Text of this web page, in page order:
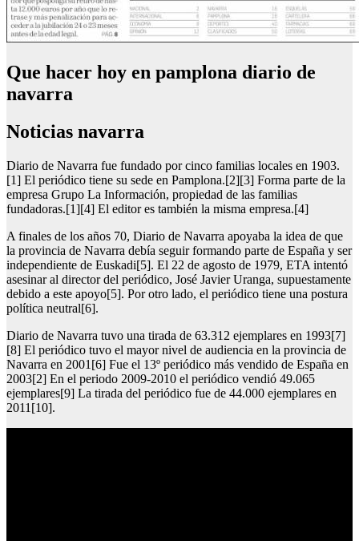
Que hacer hoy en pamplona diario de
navarra
Noticias navarra
Diario de Navarra fue fundado por cinco familias locales en 1903.
[1] El periódico tiene su sede en Pamplona.[2][3] Forma parte de la
empresa Grupo La Información, propiedad de las familias
fundadoras.[1][4] El editor es también la misma empresa.[4]
A finales de los años 70, Diario de Navarra apoyaba la idea de que
la provincia de Navarra debía seguir formando parte de España y ser
independiente de Euskadi[5]. El 22 de agosto de 1979, ETA intentó
asesinar al director del periódico, José Javier Uranga, supuestamente
debido a este apoyo[5]. Por otro lado, el periódico tiene una postura
política neutral[6].
Diario de Navarra tuvo una tirada de 63.312 ejemplares en 1993[7]
[8] El periódico tuvo el mayor nivel de audiencia en la provincia de
Navarra en 2001[6] Fue el 13º periódico más vendido de España en
2003[2] En el periodo 2009-2010 el periódico vendió 49.065
ejemplares[9] La tirada del periódico fue de 44.000 ejemplares en
2011[10].